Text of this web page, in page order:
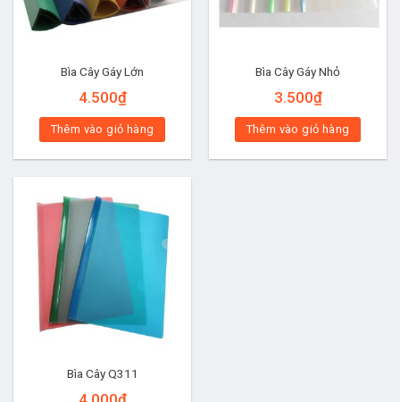
Bìa Cây Gáy Lớn
4.500₫
Thêm vào giỏ hàng
Bìa Cây Gáy Nhỏ
3.500₫
Thêm vào giỏ hàng
Bìa Cây Q311